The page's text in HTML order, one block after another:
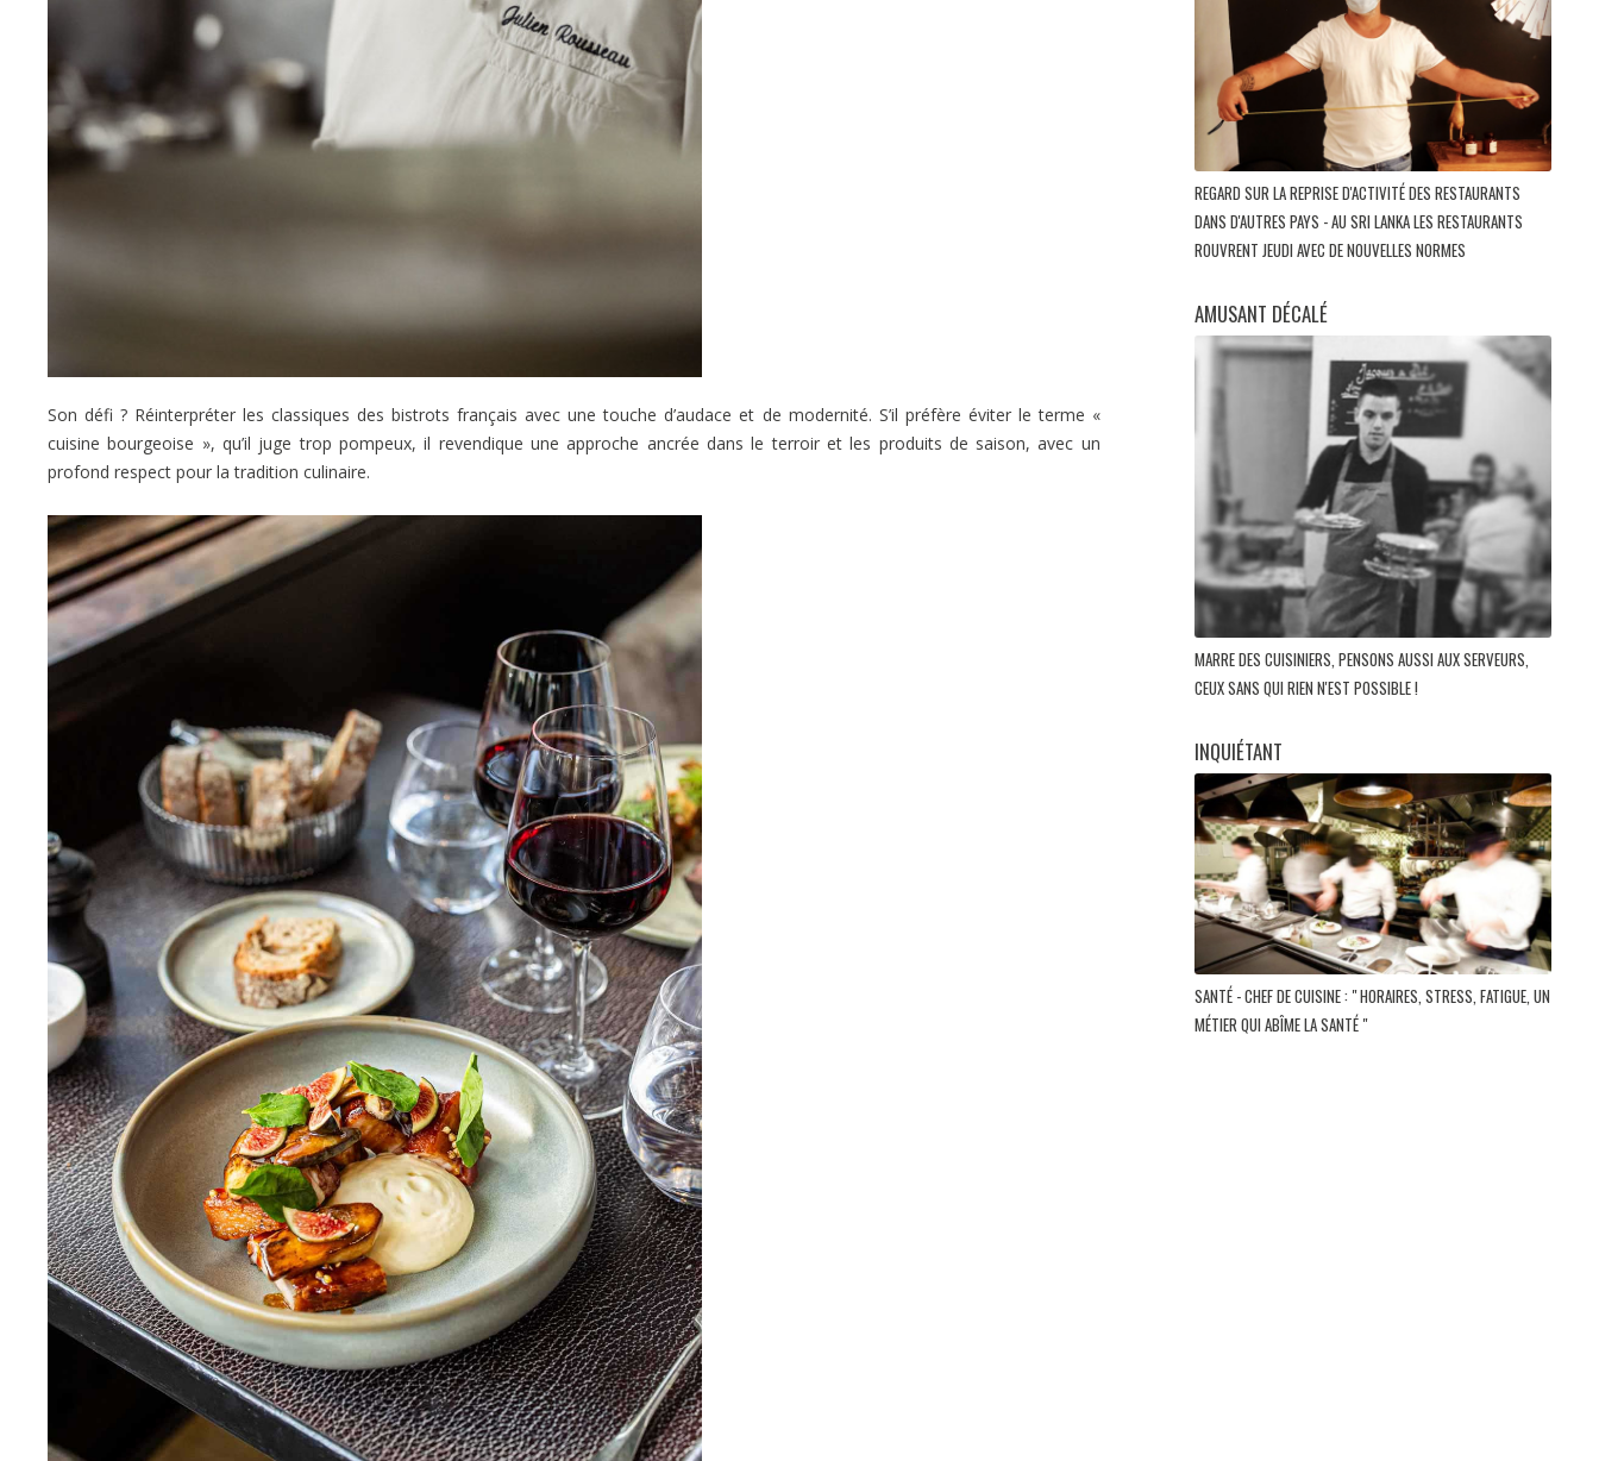
Son défi ? Réinterpréter les classiques des bistrots français avec une touche d’audace et de modernité. S’il préfère éviter le terme «
cuisine bourgeoise », qu’il juge trop pompeux, il revendique une approche ancrée dans le terroir et les produits de saison, avec un
profond respect pour la tradition culinaire.
REGARD SUR LA REPRISE D'ACTIVITÉ DES RESTAURANTS
DANS D'AUTRES PAYS - AU SRI LANKA LES RESTAURANTS
ROUVRENT JEUDI AVEC DE NOUVELLES NORMES
AMUSANT DÉCALÉ
MARRE DES CUISINIERS, PENSONS AUSSI AUX SERVEURS,
CEUX SANS QUI RIEN N'EST POSSIBLE !
INQUIÉTANT
SANTÉ - CHEF DE CUISINE : " HORAIRES, STRESS, FATIGUE, UN
MÉTIER QUI ABÎME LA SANTÉ "